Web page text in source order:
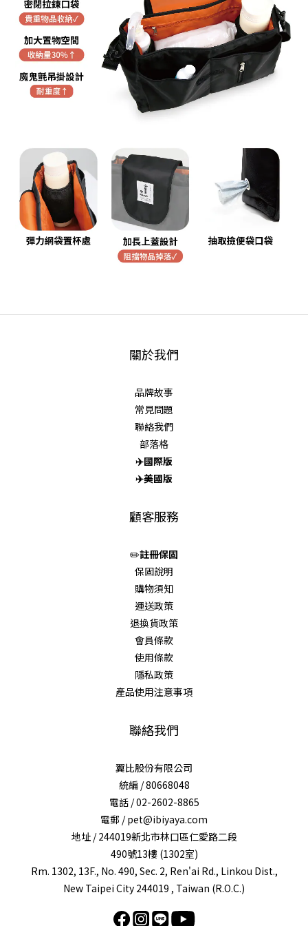
關於我們
品牌故事
常見問題
聯絡我們
部落格
✈️國際版
✈️美國版
顧客服務
✏️註冊保固
保固說明
購物須知
運送政策
退換貨政策
會員條款
使用條款
隱私政策
產品使用注意事項
聯絡我們
翼比股份有限公司
統編 / 80668048
電話 / 02-2602-8865
電郵 / pet@ibiyaya.com
地址 / 244019新北市林口區仁愛路二段
490號13樓 (1302室)
Rm. 1302, 13F., No. 490, Sec. 2, Ren'ai Rd., Linkou Dist.,
New Taipei City 244019 , Taiwan (R.O.C.)